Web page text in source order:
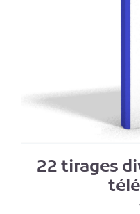
22 tirages